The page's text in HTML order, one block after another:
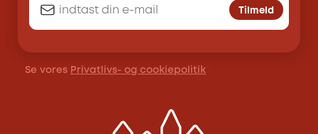
Tilmeld
Se vores Privatlivs- og cookiepolitik